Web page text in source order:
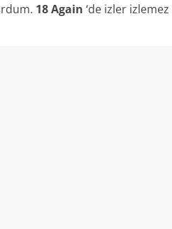
18 Again ‘de izler izlemez